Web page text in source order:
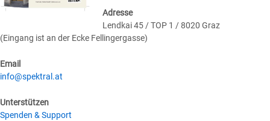
Adresse
Lendkai 45 / TOP 1 / 8020 Graz
(Eingang ist an der Ecke Fellingergasse)
Email
info@spektral.at
Unterstützen
Spenden & Support